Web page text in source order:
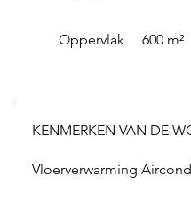
Oppervlak 600 m²
KENMERKEN VAN DE
Vloerverwarming